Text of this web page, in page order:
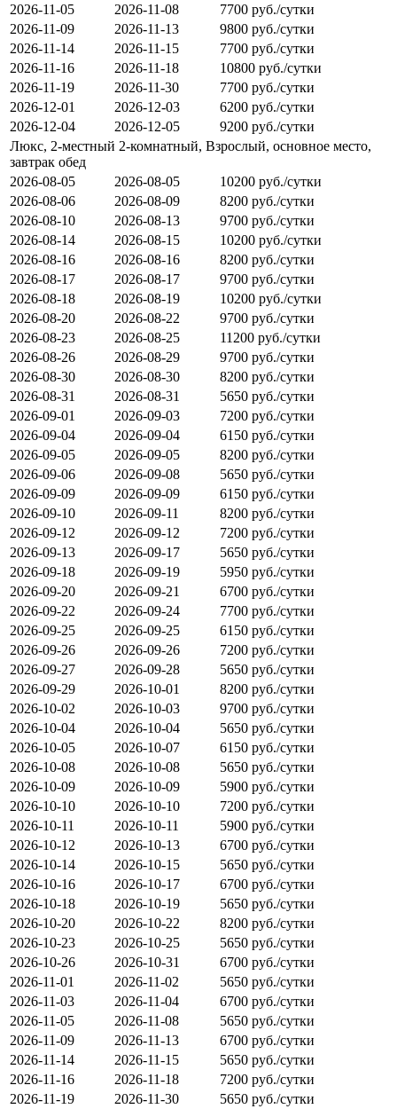
2026-11-05
2026-11-08
7700 руб./сутки
2026-11-09
2026-11-13
9800 руб./сутки
2026-11-14
2026-11-15
7700 руб./сутки
2026-11-16
2026-11-18
10800 руб./сутки
2026-11-19
2026-11-30
7700 руб./сутки
2026-12-01
2026-12-03
6200 руб./сутки
2026-12-04
2026-12-05
9200 руб./сутки
Люкс, 2-местный 2-комнатный, Взрослый, основное место,
завтрак обед
2026-08-05
2026-08-05
10200 руб./сутки
2026-08-06
2026-08-09
8200 руб./сутки
2026-08-10
2026-08-13
9700 руб./сутки
2026-08-14
2026-08-15
10200 руб./сутки
2026-08-16
2026-08-16
8200 руб./сутки
2026-08-17
2026-08-17
9700 руб./сутки
2026-08-18
2026-08-19
10200 руб./сутки
2026-08-20
2026-08-22
9700 руб./сутки
2026-08-23
2026-08-25
11200 руб./сутки
2026-08-26
2026-08-29
9700 руб./сутки
2026-08-30
2026-08-30
8200 руб./сутки
2026-08-31
2026-08-31
5650 руб./сутки
2026-09-01
2026-09-03
7200 руб./сутки
2026-09-04
2026-09-04
6150 руб./сутки
2026-09-05
2026-09-05
8200 руб./сутки
2026-09-06
2026-09-08
5650 руб./сутки
2026-09-09
2026-09-09
6150 руб./сутки
2026-09-10
2026-09-11
8200 руб./сутки
2026-09-12
2026-09-12
7200 руб./сутки
2026-09-13
2026-09-17
5650 руб./сутки
2026-09-18
2026-09-19
5950 руб./сутки
2026-09-20
2026-09-21
6700 руб./сутки
2026-09-22
2026-09-24
7700 руб./сутки
2026-09-25
2026-09-25
6150 руб./сутки
2026-09-26
2026-09-26
7200 руб./сутки
2026-09-27
2026-09-28
5650 руб./сутки
2026-09-29
2026-10-01
8200 руб./сутки
2026-10-02
2026-10-03
9700 руб./сутки
2026-10-04
2026-10-04
5650 руб./сутки
2026-10-05
2026-10-07
6150 руб./сутки
2026-10-08
2026-10-08
5650 руб./сутки
2026-10-09
2026-10-09
5900 руб./сутки
2026-10-10
2026-10-10
7200 руб./сутки
2026-10-11
2026-10-11
5900 руб./сутки
2026-10-12
2026-10-13
6700 руб./сутки
2026-10-14
2026-10-15
5650 руб./сутки
2026-10-16
2026-10-17
6700 руб./сутки
2026-10-18
2026-10-19
5650 руб./сутки
2026-10-20
2026-10-22
8200 руб./сутки
2026-10-23
2026-10-25
5650 руб./сутки
2026-10-26
2026-10-31
6700 руб./сутки
2026-11-01
2026-11-02
5650 руб./сутки
2026-11-03
2026-11-04
6700 руб./сутки
2026-11-05
2026-11-08
5650 руб./сутки
2026-11-09
2026-11-13
6700 руб./сутки
2026-11-14
2026-11-15
5650 руб./сутки
2026-11-16
2026-11-18
7200 руб./сутки
2026-11-19
2026-11-30 5650 руб./сутки